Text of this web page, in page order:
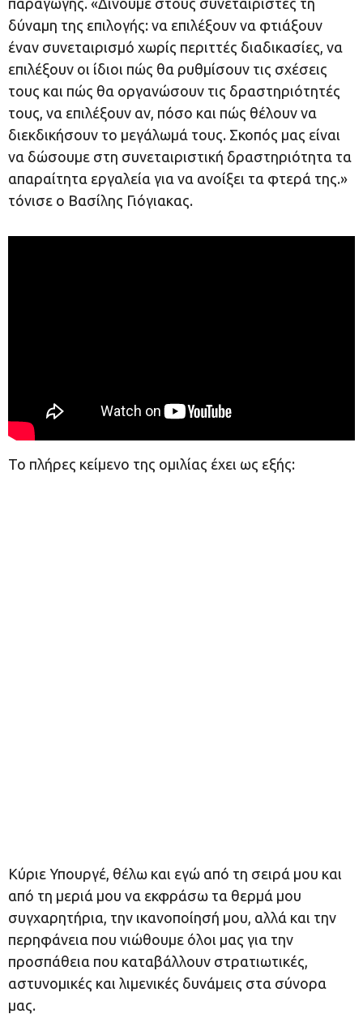
παραγωγής. «Δίνουμε στους συνεταιριστές τη
δύναμη της επιλογής: να επιλέξουν να φτιάξουν
έναν συνεταιρισμό χωρίς περιττές διαδικασίες, να
επιλέξουν οι ίδιοι πώς θα ρυθμίσουν τις σχέσεις
τους και πώς θα οργανώσουν τις δραστηριότητές
τους, να επιλέξουν αν, πόσο και πώς θέλουν να
διεκδικήσουν το μεγάλωμά τους. Σκοπός μας είναι
να δώσουμε στη συνεταιριστική δραστηριότητα τα
απαραίτητα εργαλεία για να ανοίξει τα φτερά της.»
τόνισε ο Βασίλης Γιόγιακας.
Το πλήρες κείμενο της ομιλίας έχει ως εξής:​
Κύριε Υπουργέ, θέλω και εγώ από τη σειρά μου και
από τη μεριά μου να εκφράσω τα θερμά μου
συγχαρητήρια, την ικανοποίησή μου, αλλά και την
περηφάνεια που νιώθουμε όλοι μας για την
προσπάθεια που καταβάλλουν στρατιωτικές,
αστυνομικές και λιμενικές δυνάμεις στα σύνορα
μας.